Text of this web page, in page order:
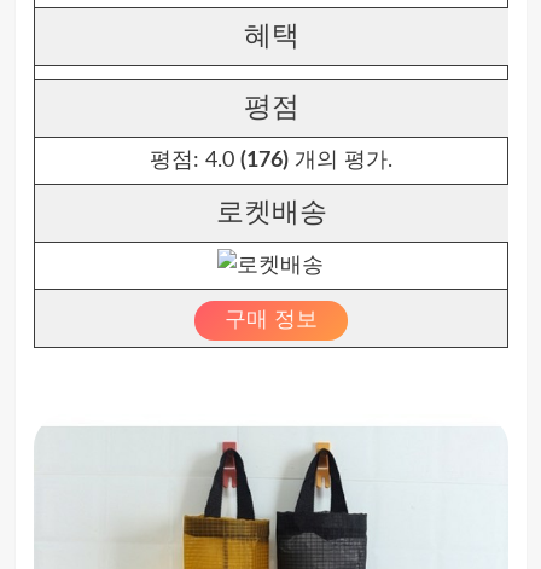
혜택
평점
평점: 4.0 (176)개의 평가.
로켓배송
구매 정보